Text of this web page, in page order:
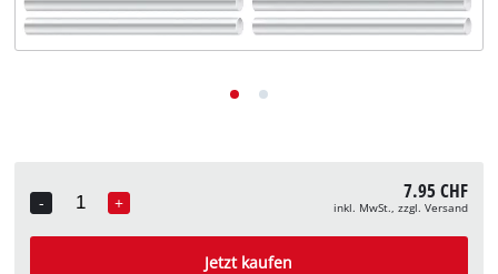
Français
-
Quantity
+ 7.95 CHF
inkl. MwSt., zzgl. Versand
Jetzt kaufen